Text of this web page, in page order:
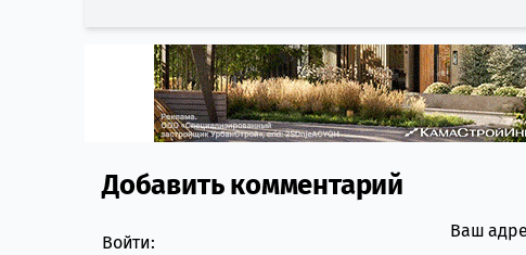
Comment section
Добавить комментарий
Войти:
Ваш